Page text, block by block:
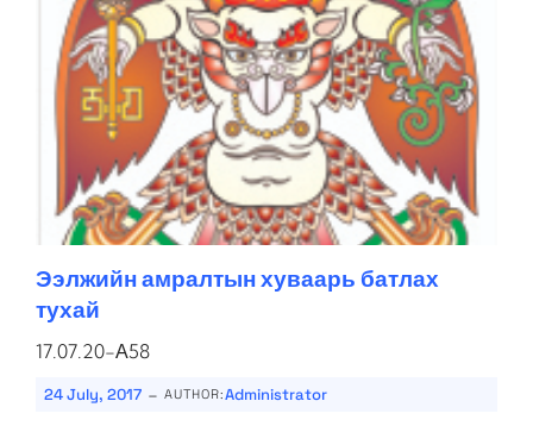
Ээлжийн амралтын хуваарь батлах
тухай
17.07.20-А58
24 July, 2017 - AUTHOR:Administrator